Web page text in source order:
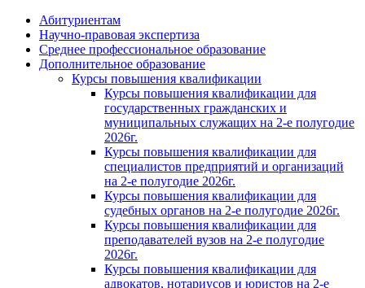
Абитуриентам
Научно-правовая экспертиза
Cреднее профессиональное образование
Дополнительное образование
Курсы повышения квалификации
Курсы повышения квалификации для
государственных гражданских и
муниципальных служащих на 2-е полугодие
2026г.
Курсы повышения квалификации для
специалистов предприятий и организаций
на 2-е полугодие 2026г.
Курсы повышения квалификации для
судебных органов на 2-е полугодие 2026г.
Курсы повышения квалификации для
преподавателей вузов на 2-е полугодие
2026г.
Курсы повышения квалификации для
адвокатов, нотариусов и юристов на 2-е